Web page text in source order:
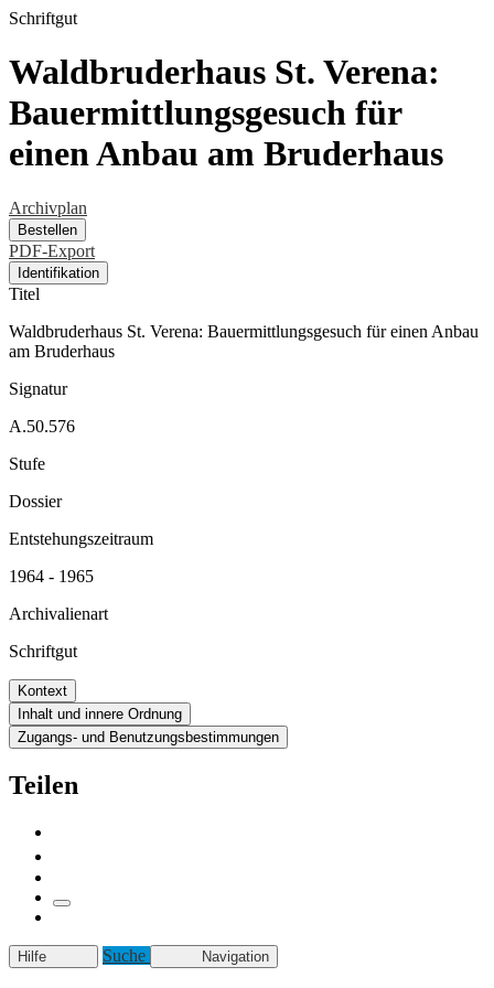
Schriftgut
Waldbruderhaus St. Verena:
Bauermittlungsgesuch für
einen Anbau am Bruderhaus
Archivplan
Bestellen
PDF-Export
Identifikation
Titel
Waldbruderhaus St. Verena: Bauermittlungsgesuch für einen Anbau
am Bruderhaus
Signatur
A.50.576
Stufe
Dossier
Entstehungszeitraum
1964 - 1965
Archivalienart
Schriftgut
Kontext
Inhalt und innere Ordnung
Zugangs- und Benutzungsbestimmungen
Teilen
Hilfe Suche Navigation